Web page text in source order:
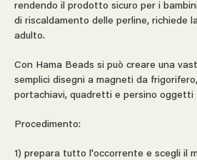
rendendo il prodotto sicuro per i
di riscaldamento delle perline, richiede
adulto.
Con Hama Beads si può creare una
semplici disegni a magneti da
portachiavi, quadretti e persino oggetti
Procedimento:
1) prepara tutto l'occorrente e scegli il